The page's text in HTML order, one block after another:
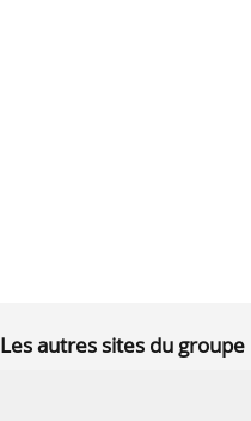
Les autres sites du groupe